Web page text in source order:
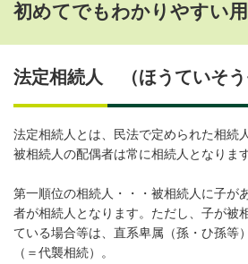
初めてでもわかりやすい
法定相続人 （ほうていそう
法定相続人とは、民法で定められた相続
被相続人の配偶者は常に相続人となります
第一順位の相続人・・・被相続人に子が
者が相続人となります。ただし、子が被
ている場合等は、直系卑属（孫・ひ孫等
（＝代襲相続）。